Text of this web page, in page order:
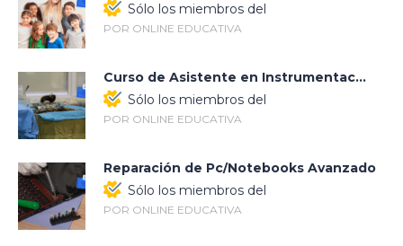
Sólo los miembros del
POR ONLINE EDUCATIVA
Curso de Asistente en Instrumentac...
Sólo los miembros del
POR ONLINE EDUCATIVA
Reparación de Pc/Notebooks Avanzado
Sólo los miembros del
POR ONLINE EDUCATIVA